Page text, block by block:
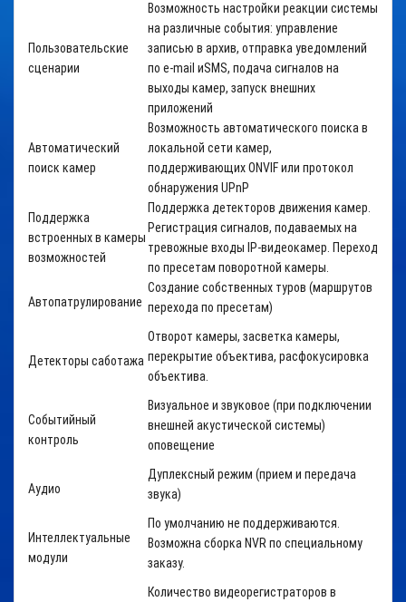
Пользовательские
сценарии
Возможность настройки реакции системы
на различные события: управление
записью в архив, отправка уведомлений
по e-mail иSMS, подача сигналов на
выходы камер, запуск внешних
приложений
Автоматический
поиск камер
Возможность автоматического поиска в
локальной сети камер,
поддерживающихONVIFили протокол
обнаружения UPnP
Поддержка
встроенных в камеры
возможностей
Поддержка детекторов движения камер.
Регистрация сигналов, подаваемых на
тревожные входы IP-видеокамер. Переход
по пресетам поворотной камеры.
Автопатрулирование
Создание собственных туров (маршрутов
перехода по пресетам)
Детекторы саботажа
Отворот камеры, засветка камеры,
перекрытие объектива, расфокусировка
объектива.
Событийный
контроль
Визуальное и звуковое (при подключении
внешней акустической системы)
оповещение
Аудио
Дуплексный режим (прием и передача
звука)
Интеллектуальные
модули
По умолчанию не поддерживаются.
Возможна сборка NVR по специальному
заказу.
Количество видеорегистраторов в